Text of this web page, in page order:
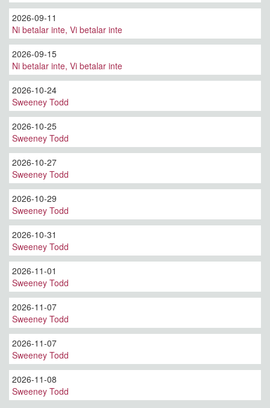
2026-09-11
Ni betalar inte, Vi betalar inte
2026-09-15
Ni betalar inte, Vi betalar inte
2026-10-24
Sweeney Todd
2026-10-25
Sweeney Todd
2026-10-27
Sweeney Todd
2026-10-29
Sweeney Todd
2026-10-31
Sweeney Todd
2026-11-01
Sweeney Todd
2026-11-07
Sweeney Todd
2026-11-07
Sweeney Todd
2026-11-08
Sweeney Todd